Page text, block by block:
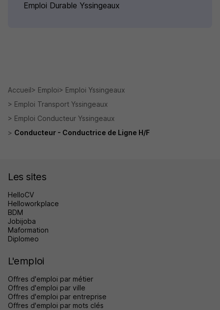
Emploi Durable Yssingeaux
Accueil Emploi
Emploi Yssingeaux
Emploi Transport Yssingeaux
Emploi Conducteur Yssingeaux
Conducteur - Conductrice de Ligne H/F
Les sites
HelloCV
Helloworkplace
BDM
Jobijoba
Maformation
Diplomeo
L'emploi
Offres d'emploi par métier
Offres d'emploi par ville
Offres d'emploi par entreprise
Offres d'emploi par mots clés